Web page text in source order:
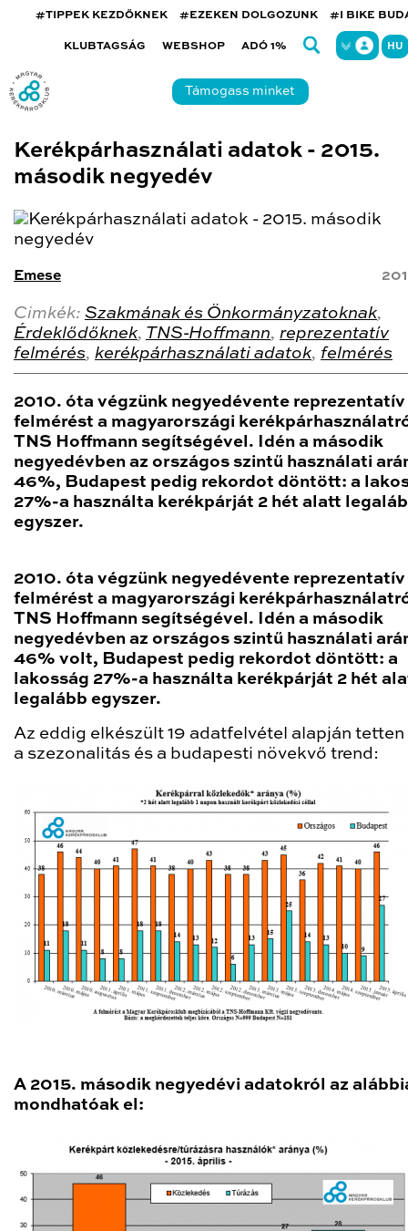
#TIPPEK KEZDŐKNEK #EZEKEN DOLGOZUNK #I BIKE
KLUBTAGSÁG WEBSHOP ADÓ 1% HU
Támogass minket
Kerékpárhasználati adatok - 2015.
második negyedév
Emese
Cimkék: Szakmának és Önkormányzatoknak,
Érdeklődőknek, TNS-Hoffmann, reprezentatív
felmérés, kerékpárhasználati adatok, felmérés
2010. óta végzünk negyedévente reprezentatív
felmérést a magyarországi
TNS Hoffmann segítségével. Idén a második
negyedévben az országos szintű használati
46%, Budapest pedig rekordot döntött: a
27%-a használta kerékpárját 2 hét alatt
egyszer.
2010. óta végzünk negyedévente reprezentatív
felmérést a magyarországi
TNS Hoffmann segítségével. Idén a második
negyedévben az országos szintű használati
46% volt, Budapest pedig rekordot döntött: a
lakosság 27%-a használta kerékpárját 2 hét
legalább egyszer.
Az eddig elkészült 19 adatfelvétel alapján tetten
a szezonalitás és a budapesti növekvő trend:
A 2015. második negyedévi adatokról az
mondhatóak el: